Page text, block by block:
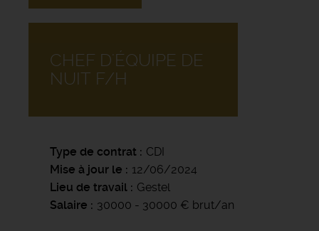
CHEF D'ÉQUIPE DE
NUIT F/H
Type de contrat
CDI
Mise à jour le
12/06/2024
Lieu de travail
Gestel
Salaire
30000 - 30000 € brut/an